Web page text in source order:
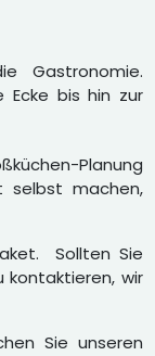
Gastronomie.
Ecke bis hin zur
Planung
selbst machen,
Sollten Sie
kontaktieren, wir
Sie unseren